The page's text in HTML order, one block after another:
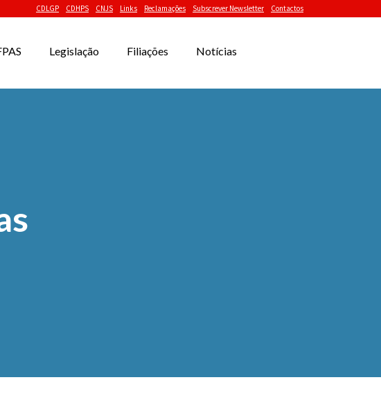
CDLGP CDHPS CNJS Links Reclamações Subscrever Newsletter Contactos
Legislação Filiações Notícias